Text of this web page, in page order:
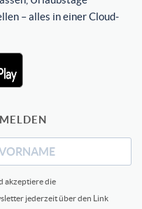
– alles in einer Cloud-
akzeptiere die
jederzeit über den Link